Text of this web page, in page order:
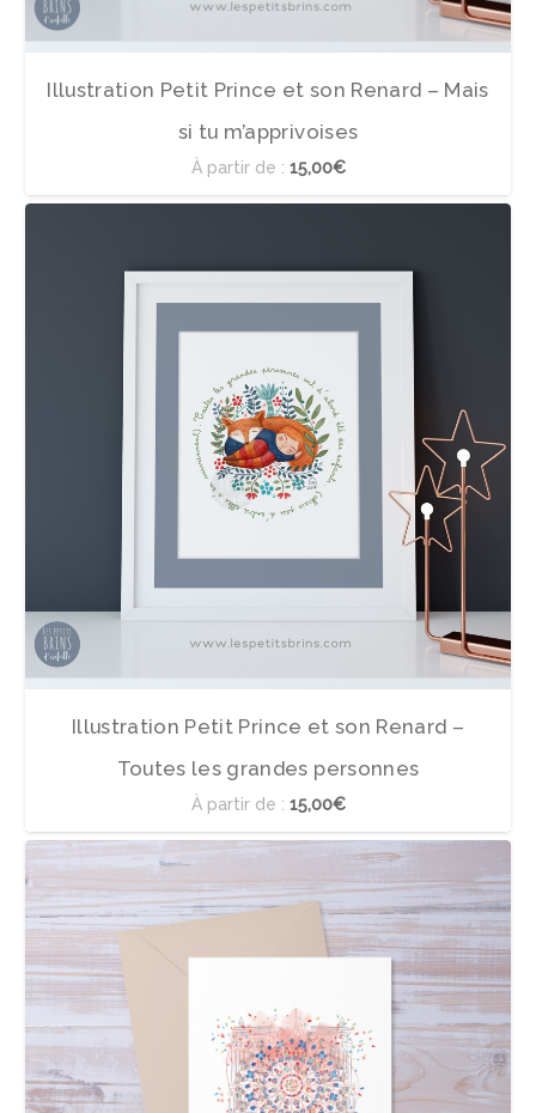
Illustration Petit Prince et son Renard – Mais
si tu m’apprivoises
À partir de : 15,00€
Illustration Petit Prince et son Renard –
Toutes les grandes personnes
À partir de : 15,00€